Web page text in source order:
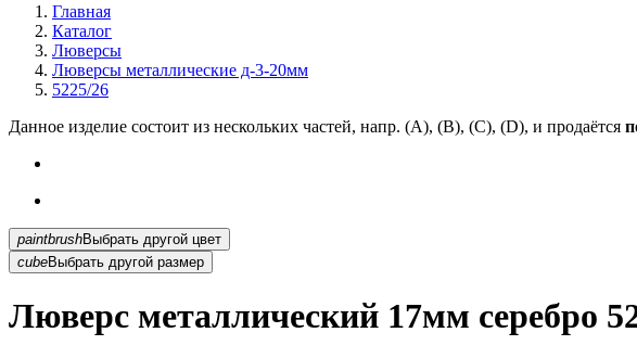
Главная
Каталог
Люверсы
Люверсы металлические д-3-20мм
5225/26
Данное изделие состоит из нескольких частей, напр. (А), (B), (С), (D), и продаётся
paintbrush
Выбрать другой цвет
cubeВыбрать другой размер
Люверс металлический 17мм серебро